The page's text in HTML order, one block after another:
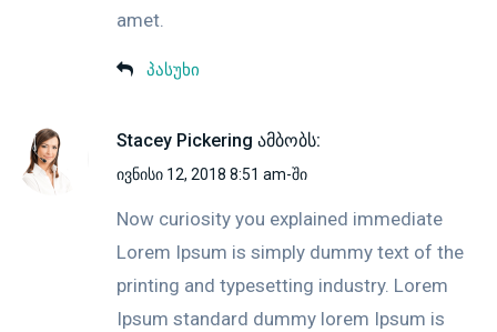
amet.
პასუხი
Stacey Pickering ამბობს:
ივნისი 12, 2018 8:51 am-ში
Now curiosity you explained immediate
Lorem Ipsum is simply dummy text of the
printing and typesetting industry. Lorem
Ipsum standard dummy lorem Ipsum is